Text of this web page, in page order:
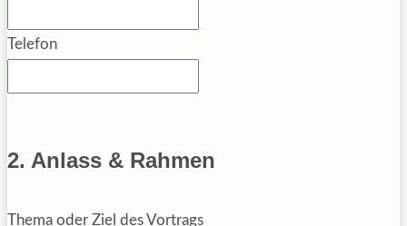
Telefon
2. Anlass & Rahmen
Thema oder Ziel des Vortrags